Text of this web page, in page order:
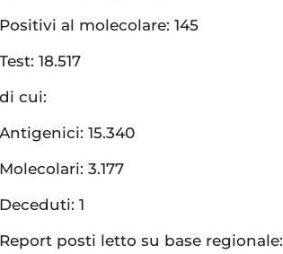
Positivi al molecolare: 145
Test: 18.517
di cui:
Antigenici: 15.340
Molecolari: 3.177
Deceduti: 1
Report posti letto su base regionale: